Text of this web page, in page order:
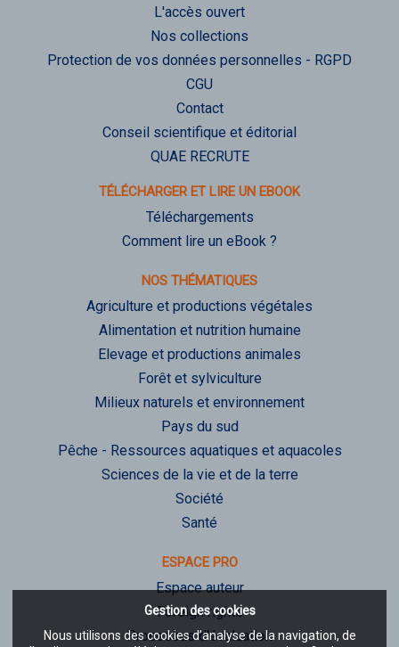
Gestion des cookies
Nous utilisons des cookies d’analyse de la navigation, de
L'accès ouvert
Nos collections
Protection de vos données personnelles - RGPD
CGU
Contact
Conseil scientifique et éditorial
QUAE RECRUTE
TÉLÉCHARGER ET LIRE UN EBOOK
Téléchargements
Comment lire un eBook ?
NOS THÉMATIQUES
Agriculture et productions végétales
Alimentation et nutrition humaine
Elevage et productions animales
Forêt et sylviculture
Milieux naturels et environnement
Pays du sud
Pêche - Ressources aquatiques et aquacoles
Sciences de la vie et de la terre
Société
Santé
ESPACE PRO
Espace auteur
Foreign rights
Processus d'évaluation